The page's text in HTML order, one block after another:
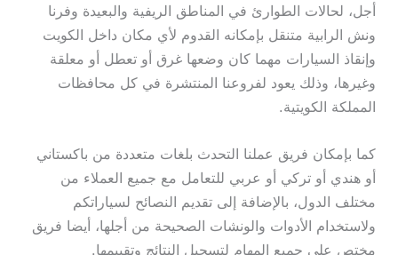
أجل، لحالات الطوارئ في المناطق الريفية والبعيدة وفرنا
ونش الرابية متنقل بإمكانه القدوم لأي مكان داخل الكويت
وإنقاذ السيارات مهما كان وضعها غرق أو تعطل أو معلقة
وغيرها، وذلك يعود لفروعنا المنتشرة في كل محافظات
المملكة الكويتية.
كما بإمكان فريق عملنا التحدث بلغات متعددة من باكستاني
أو هندي أو تركي أو عربي للتعامل مع جميع العملاء من
مختلف الدول، بالإضافة إلى تقديم النصائح لسياراتكم
ولاستخدام الأدوات والونشات الصحيحة من أجلها، أيضا فريق
مختص على جميع المهام لتسجيل النتائج وتقييمها.